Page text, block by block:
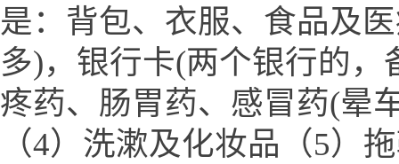
是：背包、衣服、食品及
多)，银行卡(两个银行的
疼药、肠胃药、感冒药(晕
（4）洗漱及化妆品（5）